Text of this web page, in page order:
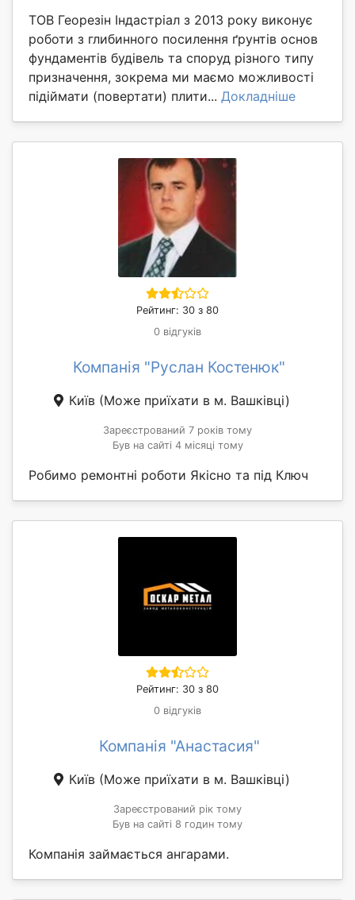
ТОВ Георезін Індастріал з 2013 року виконує
роботи з глибинного посилення ґрунтів основ
фундаментів будівель та споруд різного типу
призначення, зокрема ми маємо можливості
підіймати (повертати) плити... Докладніше
Рейтинг: 30 з 80
0 відгуків
Компанія "Руслан Костенюк"
Київ (Може приїхати в м. Вашківці)
Зареєстрований 7 років тому
Був на сайті 4 місяці тому
Робимо ремонтні роботи Якісно та під Ключ
Рейтинг: 30 з 80
0 відгуків
Компанія "Анастасия"
Київ (Може приїхати в м. Вашківці)
Зареєстрований рік тому
Був на сайті 8 годин тому
Компанія займається ангарами.